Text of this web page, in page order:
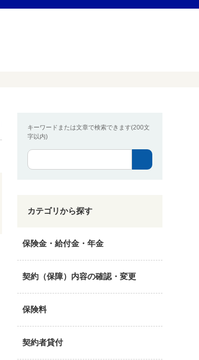
キーワードまたは文章で検索できます(200文
字以内)
カテゴリから探す
保険金・給付金・年金
契約（保障）内容の確認・変更
保険料
契約者貸付